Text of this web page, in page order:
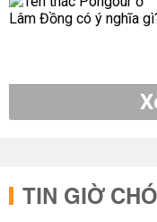
TIN GIỜ